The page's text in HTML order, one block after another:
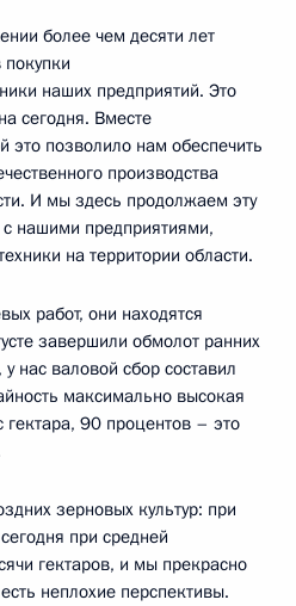
более чем десяти лет
наших предприятий. Это
сегодня. Вместе
позволило нам обеспечить
производства
И мы здесь продолжаем эту
с нашими предприятиями,
на территории области.
работ, они находятся
завершили обмолот ранних
нас валовой сбор составил
максимально высокая
90 процентов – это
зерновых культур: при
при средней
гектаров, и мы прекрасно
неплохие перспективы.